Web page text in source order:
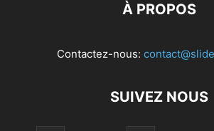
À PROPOS
Contactez-nous:
SUIVEZ NOUS